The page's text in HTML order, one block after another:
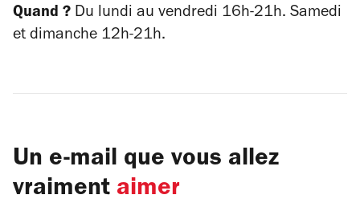
Quand ? Du lundi au vendredi 16h-21h. Samedi
et dimanche 12h-21h.
Un e-mail que vous allez
vraiment aimer